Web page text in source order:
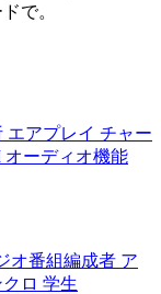
で。
エアプレイ チャー
オーディオ機能
オ番組編成者 ア
ロ 学生